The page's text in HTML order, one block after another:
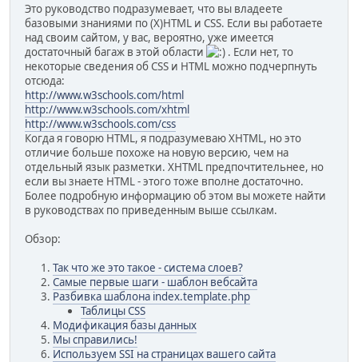
Это руководство подразумевает, что вы владеете
базовыми знаниями по (X)HTML и CSS. Если вы работаете
над своим сайтом, у вас, вероятно, уже имеется
достаточный багаж в этой области
. Если нет, то
некоторые сведения об CSS и HTML можно подчерпнуть
отсюда:
http://www.w3schools.com/html
http://www.w3schools.com/xhtml
http://www.w3schools.com/css
Когда я говорю HTML, я подразумеваю XHTML, но это
отличие больше похоже на новую версию, чем на
отдельный язык разметки. XHTML предпочтительнее, но
если вы знаете HTML - этого тоже вполне достаточно.
Более подробную информацию об этом вы можете найти
в руководствах по приведенным выше ссылкам.
Обзор:
Так что же это такое - система слоев?
Самые первые шаги - шаблон вебсайта
Разбивка шаблона index.template.php
Таблицы CSS
Модификация базы данных
Мы справились!
Используем SSI на страницах вашего сайта